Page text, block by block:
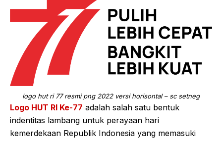
logo hut ri 77 resmi png 2022 versi horisontal – sc setneg
Logo HUT RI Ke-77 adalah salah satu bentuk
indentitas lambang untuk perayaan hari
kemerdekaan Republik Indonesia yang memasuki